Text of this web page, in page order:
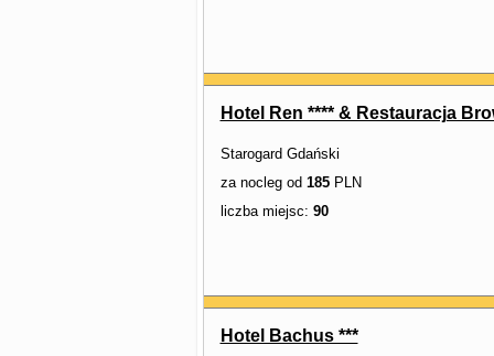
Hotel Ren **** & Restauracja
Starogard Gdański
za nocleg od 185PLN
liczba miejsc: 90
Hotel Bachus ***